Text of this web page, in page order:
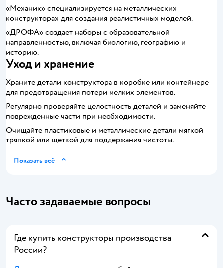
«Механик» специализируется на металлических
конструкторах для создания реалистичных моделей.
«ДРОФА» создает наборы с образовательной
направленностью, включая биологию, географию и
историю.
Уход и хранение
Храните детали конструктора в коробке или контейнере
для предотвращения потери мелких элементов.
Регулярно проверяйте целостность деталей и заменяйте
поврежденные части при необходимости.
Очищайте пластиковые и металлические детали мягкой
тряпкой или щеткой для поддержания чистоты.
Показать всё
Часто задаваемые вопросы
Где купить конструкторы производства
России?